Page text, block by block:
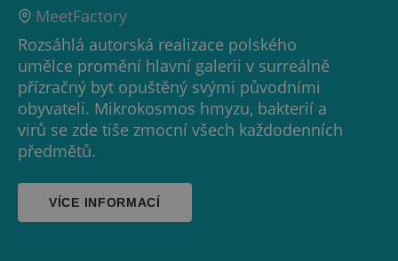
MeetFactory
Rozsáhlá autorská realizace polského
umělce promění hlavní galerii v surreálně
přízračný byt opuštěný svými původními
obyvateli. Mikrokosmos hmyzu, bakterií a
virů se zde tiše zmocní všech každodenních
předmětů.
VÍCE INFORMACÍ